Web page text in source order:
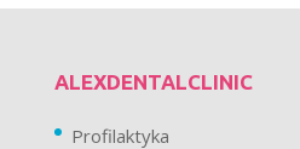
ALEXDENTALCLINIC
Profilaktyka